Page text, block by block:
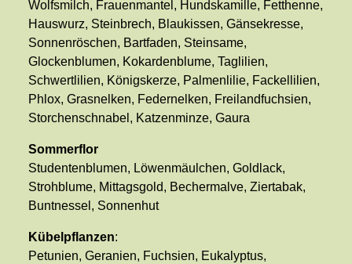
Wolfsmilch, Frauenmantel, Hundskamille, Fetthenne,
Hauswurz, Steinbrech, Blaukissen, Gänsekresse,
Sonnenröschen, Bartfaden, Steinsame,
Glockenblumen, Kokardenblume, Taglilien,
Schwertlilien, Königskerze, Palmenlilie, Fackellilien,
Phlox, Grasnelken, Federnelken, Freilandfuchsien,
Storchenschnabel, Katzenminze, Gaura
Sommerflor
Studentenblumen, Löwenmäulchen, Goldlack,
Strohblume, Mittagsgold, Bechermalve, Ziertabak,
Buntnessel, Sonnenhut
Kübelpflanzen:
Petunien, Geranien, Fuchsien, Eukalyptus,